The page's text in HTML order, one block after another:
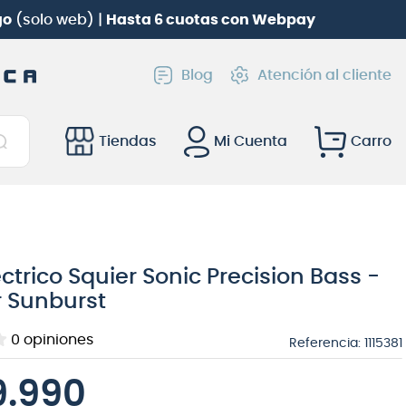
TD-02KVgratis!
Blog Atención al cliente
Tiendas
Mi Cuenta
Squier Sonic Precision Bass -
Sunburst
0 opiniones Referencia: 1115381